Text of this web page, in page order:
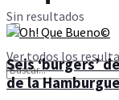
Sin resultados
Ver todos los
Seis ‘burgers’
de la